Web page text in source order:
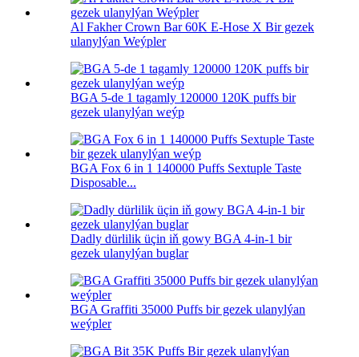
Al Fakher Crown Bar 60K E-Hose X Bir gezek
ulanylýan Weýpler
BGA 5-de 1 tagamly 120000 120K puffs bir
gezek ulanylýan weýp
BGA Fox 6 in 1 140000 Puffs Sextuple Taste
Disposable...
Dadly dürlilik üçin iň gowy BGA 4-in-1 bir
gezek ulanylýan buglar
BGA Graffiti 35000 Puffs bir gezek ulanylýan
weýpler